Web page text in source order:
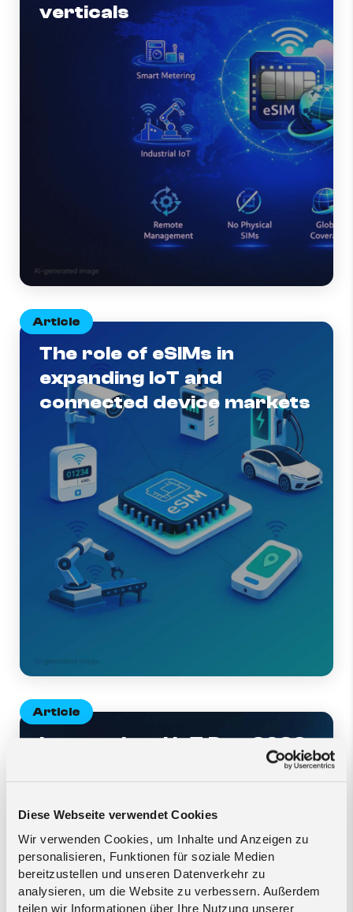
Diese Webseite verwendet Cookies
Wir verwenden Cookies, um Inhalte und Anzeigen zu
personalisieren, Funktionen für soziale Medien
bereitzustellen und unseren Datenverkehr zu
analysieren, um die Website zu verbessern. Außerdem
teilen wir Informationen über Ihre Nutzung unserer
verticals
Article
The role of eSIMs in
expanding IoT and
connected device markets
Article
International IoT Day 2026:
how IoT eSIM is shaping
IoT connectivity